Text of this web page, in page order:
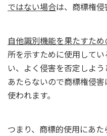
ではない場合は、商標権侵
自他識別機能を果たすため
所を示すために使用して
い、よく侵害を否定しよ
あたらないので商標権侵
使われます。
つまり、商標的使用にあ